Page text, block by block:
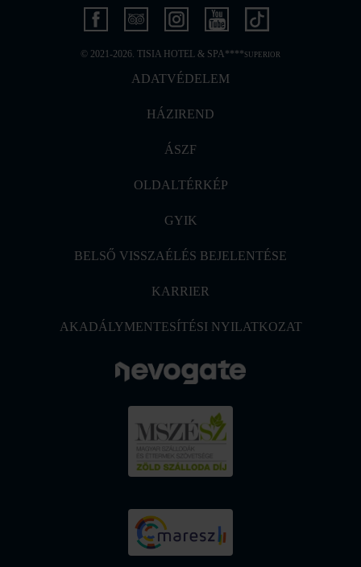
© 2021-2026. TISIA HOTEL & SPA**** SUPERIOR
ADATVÉDELEM
HÁZIREND
ÁSZF
OLDALTÉRKÉP
GYIK
BELSŐ VISSZAÉLÉS BEJELENTÉSE
KARRIER
AKADÁLYMENTESÍTÉSI NYILATKOZAT